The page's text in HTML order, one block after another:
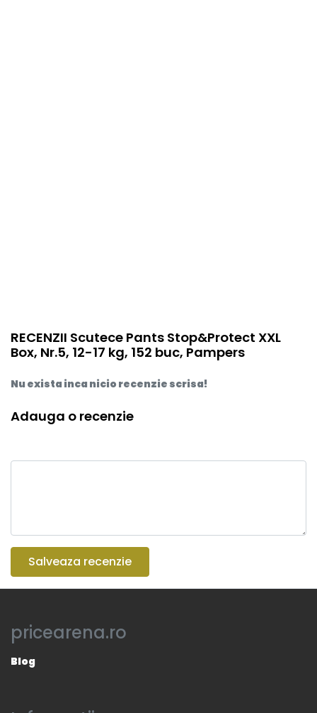
RECENZII Scutece Pants Stop&Protect XXL
Box, Nr.5, 12-17 kg, 152 buc, Pampers
Nu exista inca nicio recenzie scrisa!
Adauga o recenzie
Salveaza recenzie
pricearena.ro
Blog